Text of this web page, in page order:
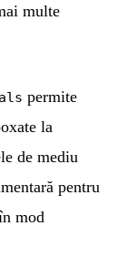
multe
permite
la
de mediu
pentru
mod